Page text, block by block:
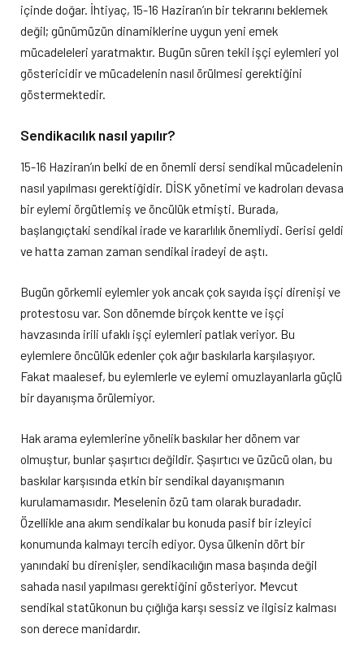
içinde doğar. İhtiyaç, 15-16 Haziran’ın bir tekrarını beklemek
değil; günümüzün dinamiklerine uygun yeni emek
mücadeleleri yaratmaktır. Bugün süren tekil işçi eylemleri yol
göstericidir ve mücadelenin nasıl örülmesi gerektiğini
göstermektedir.
Sendikacılık nasıl yapılır?
15-16 Haziran’ın belki de en önemli dersi sendikal mücadelenin
nasıl yapılması gerektiğidir. DİSK yönetimi ve kadroları devasa
bir eylemi örgütlemiş ve öncülük etmişti. Burada,
başlangıçtaki sendikal irade ve kararlılık önemliydi. Gerisi geldi
ve hatta zaman zaman sendikal iradeyi de aştı.
Bugün görkemli eylemler yok ancak çok sayıda işçi direnişi ve
protestosu var. Son dönemde birçok kentte ve işçi
havzasında irili ufaklı işçi eylemleri patlak veriyor. Bu
eylemlere öncülük edenler çok ağır baskılarla karşılaşıyor.
Fakat maalesef, bu eylemlerle ve eylemi omuzlayanlarla güçlü
bir dayanışma örülemiyor.
Hak arama eylemlerine yönelik baskılar her dönem var
olmuştur, bunlar şaşırtıcı değildir. Şaşırtıcı ve üzücü olan, bu
baskılar karşısında etkin bir sendikal dayanışmanın
kurulamamasıdır. Meselenin özü tam olarak buradadır.
Özellikle ana akım sendikalar bu konuda pasif bir izleyici
konumunda kalmayı tercih ediyor. Oysa ülkenin dört bir
yanındaki bu direnişler, sendikacılığın masa başında değil
sahada nasıl yapılması gerektiğini gösteriyor. Mevcut
sendikal statükonun bu çığlığa karşı sessiz ve ilgisiz kalması
son derece manidardır.